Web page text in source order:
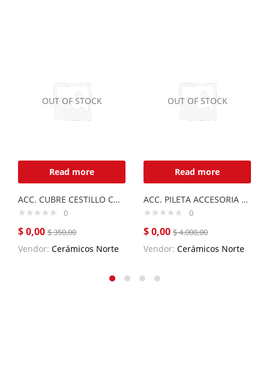
OUT OF STOCK
Read more
ACC. CUBRE CESTILLO CUCE
0
$0,00 $350,00
Vendor: Cerámicos Norte
OUT OF STOCK
Read more
ACC. PILETA ACCESORIA QUADRA MAX Q71
0
$0,00 $4.000,00
Vendor: Cerámicos Norte